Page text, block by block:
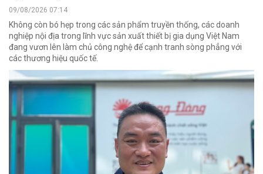
09/08/2026 07:14
Không còn bó hẹp trong các sản phẩm truyền thống, các doanh
nghiệp nội địa trong lĩnh vực sản xuất thiết bị gia dụng Việt Nam
đang vươn lên làm chủ công nghệ để cạnh tranh sòng phẳng với
các thương hiệu quốc tế.